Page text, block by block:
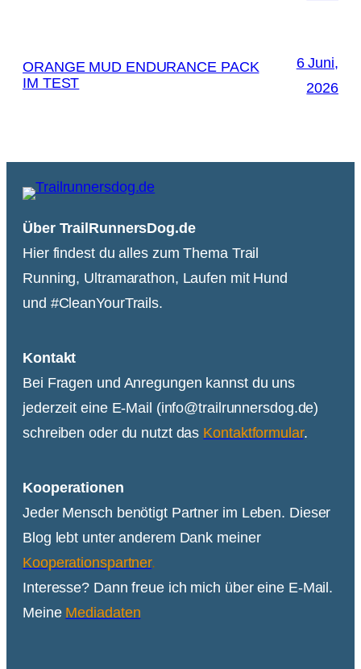
ORANGE MUD ENDURANCE PACK
IM TEST
6 Juni,
2026
Über TrailRunnersDog.de
Hier findest du alles zum Thema Trail
Running, Ultramarathon, Laufen mit Hund
und #CleanYourTrails.
Kontakt
Bei Fragen und Anregungen kannst du uns
jederzeit eine E-Mail (info@trailrunnersdog.de)
schreiben oder du nutzt das Kontaktformular.
Kooperationen
Jeder Mensch benötigt Partner im Leben. Dieser
Blog lebt unter anderem Dank meiner
Kooperationspartner.
Interesse? Dann freue ich mich über eine E-Mail.
Meine Mediadaten